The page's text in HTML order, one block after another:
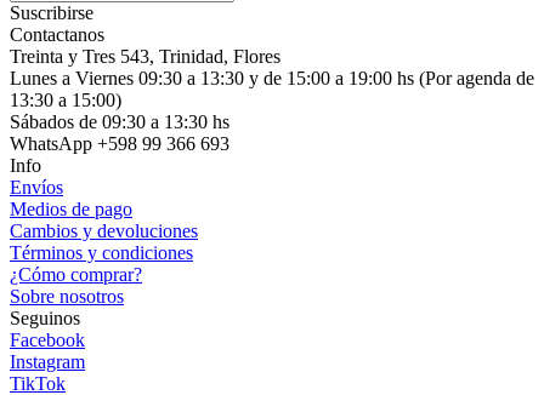
Suscribirse
Contactanos
Treinta y Tres 543, Trinidad, Flores
Lunes a Viernes 09:30 a 13:30 y de 15:00 a 19:00 hs (Por agenda de
13:30 a 15:00)
Sábados de 09:30 a 13:30 hs
WhatsApp +598 99 366 693
Info
Envíos
Medios de pago
Cambios y devoluciones
Términos y condiciones
¿Cómo comprar?
Sobre nosotros
Seguinos
Facebook
Instagram
TikTok